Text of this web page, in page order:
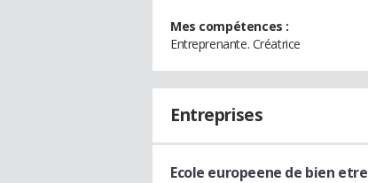
Mes compétences :
Entreprenante. Créatrice
Entreprises
Ecole europeene de bien etre